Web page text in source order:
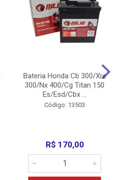
Bateria Honda Cb 300/Xre
300/Nx 400/Cg Titan 150
Es/Esd/Cbx ...
Código: 13503
R$ 170,00